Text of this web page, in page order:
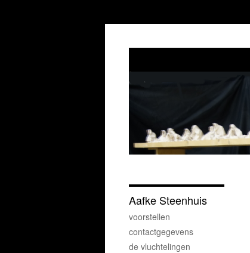
Aafke Steenhuis
voorstellen
contactgegevens
de vluchtelingen